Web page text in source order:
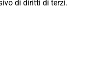
di diritti di terzi.